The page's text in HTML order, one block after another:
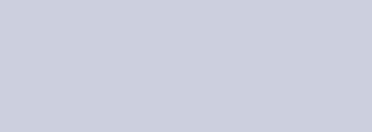
ce site web. Les données personnelles sont
la protection des données dans notre